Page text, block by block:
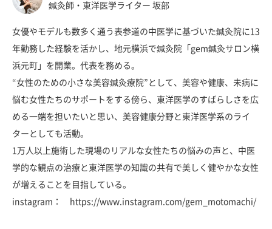
鍼灸師・東洋医学ライター 坂部
女優やモデルも数多く通う表参道の中医学に基づいた鍼灸院に13
年勤務した経験を活かし、地元横浜で鍼灸院「gem鍼灸サロン横
浜元町」を開業。代表を務める。
“女性のための小さな美容鍼灸療院”として、美容や健康、未病に
悩む女性たちのサポートをする傍ら、東洋医学のすばらしさを広
める一端を担いたいと思い、美容健康分野と東洋医学系のライ
ターとしても活動。
1万人以上施術した現場のリアルな女性たちの悩みの声と、中医
学的な観点の治療と東洋医学の知識の共有で美しく健やかな女性
が増えることを目指している。
instagram： https://www.instagram.com/gem_motomachi/